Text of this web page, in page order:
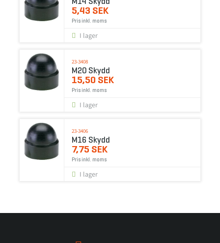
5,43 SEK
Pris inkl. moms
I lager
23-3408
M20 Skydd
15,50 SEK
Pris inkl. moms
I lager
23-3406
M16 Skydd
7,75 SEK
Pris inkl. moms
I lager